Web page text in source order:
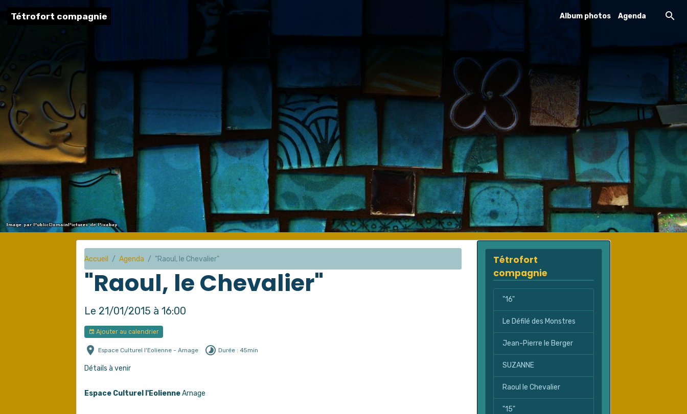
Tétrofort compagnie Album photos Agenda
Accueil Agenda "Raoul, le Chevalier"
"Raoul, le Chevalier"
Le 21/01/2015 à 16:00
Ajouter au calendrier
Espace Culturel l'Eolienne - Arnage Durée : 45min
Détails à venir
Espace Culturel l'EolienneArnage
Tétrofort
compagnie
"16"
Le Défilé des Monstres
Jean-Pierre le Berger
SUZANNE
Raoul le Chevalier
"15"